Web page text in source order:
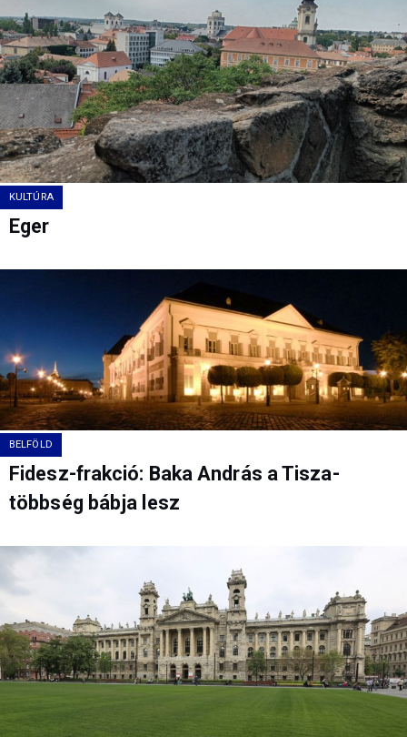
KULTÚRA
Eger
BELFÖLD
Fidesz-frakció: Baka András a Tisza-
többség bábja lesz